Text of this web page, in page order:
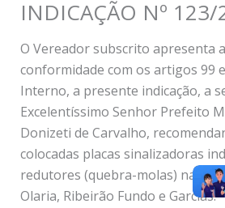
INDICAÇÃO Nº 123/
O Vereador subscrito apresenta
conformidade com os artigos 99
Interno, a presente indicação, a
Excelentíssimo Senhor Prefeito
Donizeti de Carvalho,
colocadas placas sinalizadoras
redutores (quebra-molas) nas
Olaria, Ribeirão Fundo e Garcias.